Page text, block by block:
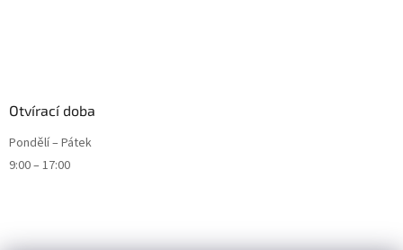
Otvírací doba
Pondělí – Pátek
9:00 – 17:00